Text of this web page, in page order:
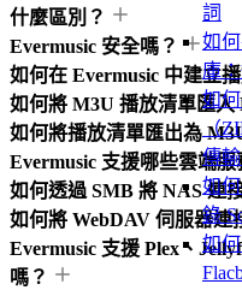
詞
如
庫
如
（
傳
如
錄
如
什麼區別？
Evermusic 安全嗎？
如何在 Evermusic 中建立
如何將 M3U 播放清單匯入
如何將播放清單匯出為
Evermusic 支援哪些雲端服
如何透過 SMB 將 NAS 連
如何將 WebDAV 伺服器連
Evermusic 支援 Plex、
嗎？